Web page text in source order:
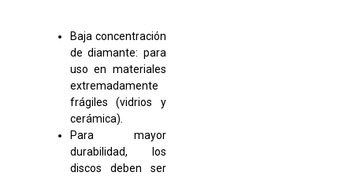
Baja concentración
de diamante: para
uso en materiales
extremadamente
frágiles (vidrios y
cerámica).
Para mayor
durabilidad, los
discos deben ser